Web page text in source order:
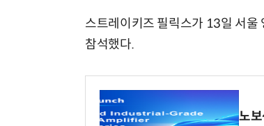
스트레이키즈 필릭스가 13일 서울
참석했다.
노